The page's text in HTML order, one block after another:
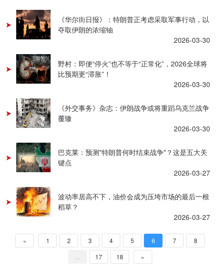
《华尔街日报》：特朗普正考虑采取军事行动，以
夺取伊朗的浓缩铀
2026-03-30
野村：即便“停火”也不等于“正常化”，2026全球将
比预期更“滞胀”！
2026-03-30
《外交事务》杂志：伊朗战争或将重蹈乌克兰战争
覆辙
2026-03-30
巴克莱：预测"特朗普何时结束战争"？这是五大关
键点
2026-03-27
波动率居高不下，油价会成为压垮市场的最后一根
稻草？
2026-03-27
« 1 2 3 4 5 6 7
8
17 18 »